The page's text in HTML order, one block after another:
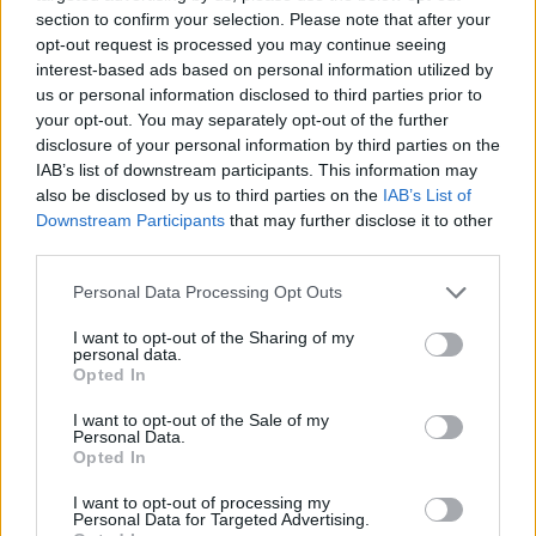
section to confirm your selection. Please note that after your
opt-out request is processed you may continue seeing
interest-based ads based on personal information utilized by
us or personal information disclosed to third parties prior to
your opt-out. You may separately opt-out of the further
disclosure of your personal information by third parties on the
IAB’s list of downstream participants. This information may
also be disclosed by us to third parties on the IAB’s List of
Downstream Participants that may further disclose it to other
Personal Data Processing Opt Outs
I want to opt-out of the Sharing of my
personal data.
Opted In
I want to opt-out of the Sale of my
Personal Data.
Opted In
I want to opt-out of processing my
Personal Data for Targeted Advertising.
Anotaciones empleados
ES 35017 AULPGC / CC-4.-4.3.-FCHCC_04300_0746
Objekt
1964-1966
Teil vonDocumentación de Contabilidad Histórica de la Caja de Canarias
Listado nominal de empleados que solicitaron préstamos.
La Caja de Canarias
Anticipos
Teil vonDocumentación de Contabilidad Histórica de la Caja de Canarias
La Caja de Canarias
Anuario Oficial del Ministerio de Hacienda
ES 35017 AULPGC / CC-10.-10.3. SD
1935-1944
Teil vonDocumentación de Contabilidad Histórica de la Caja de Canarias
ES 35017 AULPGC / CC-10.-10.3.-FCHCC_10300_0790 Objekt
1944
Teil vonDocumentación de Contabilidad Histórica de la Caja de Canarias